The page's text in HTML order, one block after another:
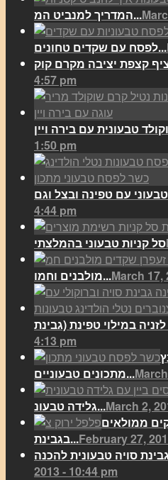
המדריך למנביט המ...
לפסח עם שקדים טחונים...
4:57 pm
1:50 pm
4:44 pm
סל קניות טבעוני בהמלצתי
מולבנים וחמו...March 17,
4:13 pm
מתכונים טבעוניים...
גלידה טבעונ...March 2,
ממולאים
בגבינת...February 27,
2013 - 10:44 pm